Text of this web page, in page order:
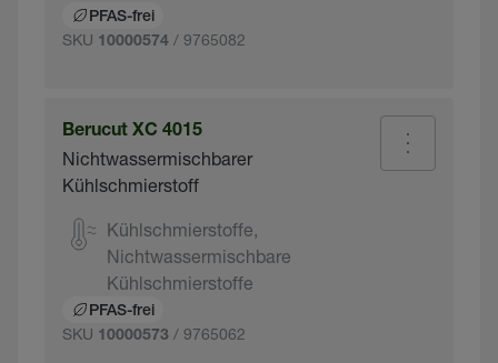
PFAS-frei
SKU 10000574 / 9765082
Berucut XC 4015
Nichtwassermischbarer
Kühlschmierstoff
Kühlschmierstoffe,
Nichtwassermischbare
Kühlschmierstoffe
PFAS-frei
SKU 10000573 / 9765062